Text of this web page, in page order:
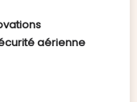
aérienne